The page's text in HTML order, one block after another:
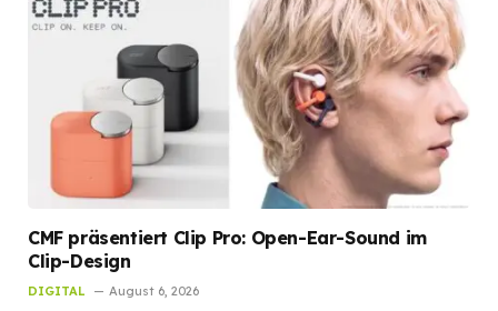
CMF präsentiert Clip Pro: Open-Ear-Sound im
Clip-Design
DIGITAL August 6, 2026